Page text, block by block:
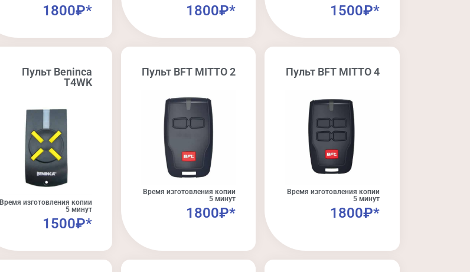
1800₽* 1800₽* 1500₽*
Пульт Beninca
T4WK
Время изготовления копии
5 минут
1500₽*
Пульт BFT MITTO 2
Время изготовления копии
5 минут
1800₽*
Пульт BFT MITTO 4
Время изготовления копии
5 минут
1800₽*